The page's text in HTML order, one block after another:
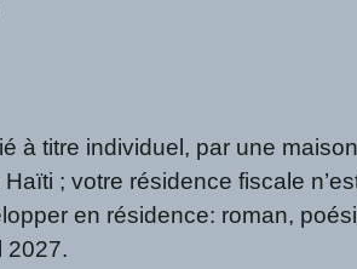
à titre individuel, par une
; votre résidence fiscale
en résidence: roman,
2027.